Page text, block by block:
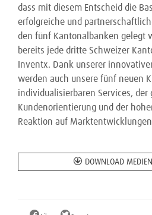
dass mit diesem Entscheid die
erfolgreiche und
den fünf Kantonalbanken gelegt
bereits jede dritte Schweizer
Inventx. Dank unserer
werden auch unsere fünf neuen
individualisierbaren Services, der
Kundenorientierung und der
Reaktion auf
DOWNLOAD